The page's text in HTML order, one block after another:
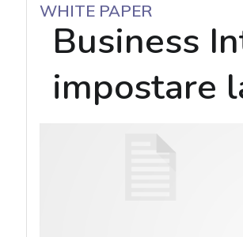
WHITE PAPER
Business
impostare